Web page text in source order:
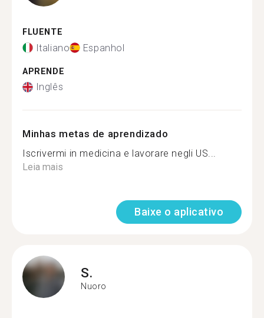
FLUENTE
Italiano Espanhol
APRENDE
Inglês
Minhas metas de aprendizado
Iscrivermi in medicina e lavorare negli US...
Leia mais
Baixe o aplicativo
S.
Nuoro